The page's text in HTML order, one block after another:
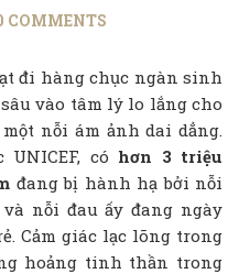
COMMENTS
đi hàng chục ngàn sinh
vào tâm lý lo lắng cho
nỗi ám ảnh dai dẳng.
UNICEF, có hơn 3 triệu
đang bị hành hạ bởi nỗi
nỗi đau ấy đang ngày
Cảm giác lạc lõng trong
hoảng tinh thần trong